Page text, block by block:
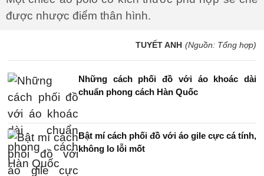
được nhược điểm thân hình.
TUYẾT ANH (Nguồn: Tổng hợp)
Những cách phối đồ với áo khoác dài
chuẩn phong cách Hàn Quốc
Bật mí cách phối đồ với áo gile cực cá tính,
không lo lỗi mốt